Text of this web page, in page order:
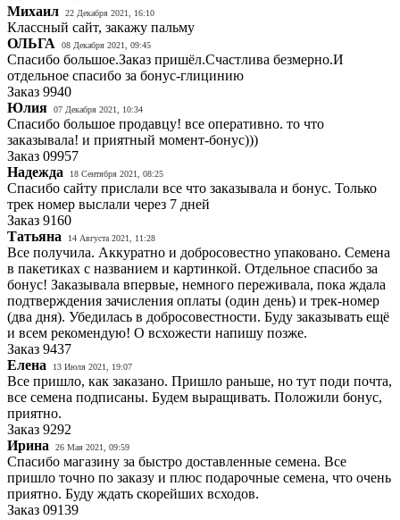
Михаил
22 Декабря 2021, 16:10
Классный сайт, закажу пальму
ОЛЬГА
08 Декабря 2021, 09:45
Спасибо большое.Заказ пришёл.Счастлива безмерно.И
отдельное спасибо за бонус-глицинию
Заказ 9940
Юлия
07 Декабря 2021, 10:34
Спасибо большое продавцу! все оперативно. то что
заказывала! и приятный момент-бонус)))
Заказ 09957
Надежда
18 Сентября 2021, 08:25
Спасибо сайту прислали все что заказывала и бонус. Только
трек номер выслали через 7 дней
Заказ 9160
Татьяна
14 Августа 2021, 11:28
Все получила. Аккуратно и добросовестно упаковано. Семена
в пакетиках с названием и картинкой. Отдельное спасибо за
бонус! Заказывала впервые, немного переживала, пока ждала
подтверждения зачисления оплаты (один день) и трек-номер
(два дня). Убедилась в добросовестности. Буду заказывать ещё
и всем рекомендую! О всхожести напишу позже.
Заказ 9437
Елена
13 Июля 2021, 19:07
Все пришло, как заказано. Пришло раньше, но тут поди почта,
все семена подписаны. Будем выращивать. Положили бонус,
приятно.
Заказ 9292
Ирина
26 Мая 2021, 09:59
Спасибо магазину за быстро доставленные семена. Все
пришло точно по заказу и плюс подарочные семена, что очень
приятно. Буду ждать скорейших всходов.
Заказ 09139